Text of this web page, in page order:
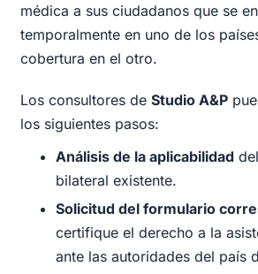
médica a sus ciudadanos que se
temporalmente en uno de los
cobertura en el otro.
Los consultores deStudio A&P
los siguientes pasos:
Análisis de la aplicabilidad
bilateral existente.
Solicitud del formulario
certifique el derecho a la
ante las autoridades del país